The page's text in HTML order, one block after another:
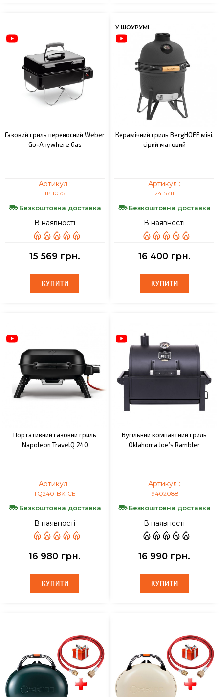
Газовий гриль переносний Weber
Go-Аnywhere Gas
Артикул :
1141075
Безкоштовна доставка
В наявності
15 569 грн.
КУПИТИ
КУПИТИ
У ШОУРУМІ
Керамічний гриль BergHOFF міні,
сірий матовий
Артикул :
2415711
Безкоштовна доставка
В наявності
16 400 грн.
КУПИТИ
КУПИТИ
Портативний газовий гриль
Napoleon TravelQ 240
Артикул :
TQ240-BK-CE
Безкоштовна доставка
В наявності
16 980 грн.
КУПИТИ
КУПИТИ
Вугільний компактний гриль
Oklahoma Joe’s Rambler
Артикул :
19402088
Безкоштовна доставка
В наявності
16 990 грн.
КУПИТИ
КУПИТИ